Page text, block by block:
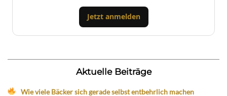
Jetzt anmelden
Aktuelle Beiträge
Wie viele Bäcker sich gerade selbst entbehrlich machen